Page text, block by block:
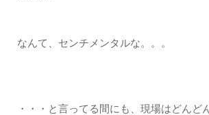
なんて、センチメンタルな。。。
・・・と言ってる間にも、現場はどんど